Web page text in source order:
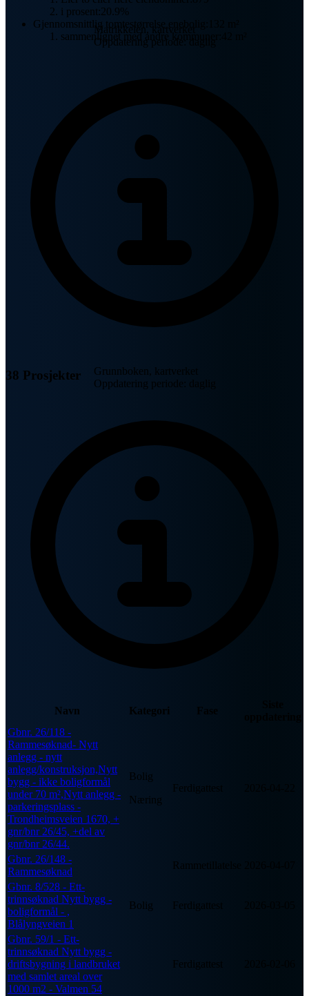
i prosent:20.9%
Gjennomsnittlig tomtestørrelse enebolig:
sammenlignet med andre kommuner:
Matrikkelen, kartverket
Oppdatering periode: daglig
38 Prosjekter
Grunnboken, kartverket
Oppdatering periode: daglig
Navn Kategori Fase
Gbnr. 26/118 -
Rammesøknad- Nytt
anlegg - nytt
anlegg/konstruksjon,Nytt
bygg - ikke boligformål
under 70 m²,Nytt anlegg -
parkeringsplass -
Trondheimsveien 1670, +
gnr/bnr 26/45, +del av
gnr/bnr 26/44.
Bolig
Næring
Ferdigattest
Gbnr. 26/148 -
Rammesøknad
Rammetillatelse
Gbnr. 8/528 - Ett-
trinnsøknad Nytt bygg -
boligformål - ,
Blålyngveien 1
Bolig Ferdigattest
Gbnr. 59/1 - Ett-
trinnsøknad Nytt bygg -
driftsbygning i landbruket
med samlet areal over
1000 m2 - Valmen 54
Ferdigattest